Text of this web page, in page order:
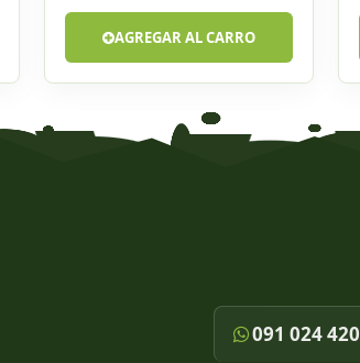
AGREGAR AL CARRO
091 024 420